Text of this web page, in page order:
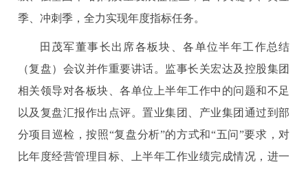
季、冲刺季，全力实现年度指标任务。
田茂军董事长出席各板块、各单位半年工作总结
（复盘）会议并作重要讲话。监事长关宏达及控股集团
相关领导对各板块、各单位上半年工作中的问题和不足
以及复盘汇报作出点评。置业集团、产业集团通过到部
分项目巡检，按照“复盘分析”的方式和“五问”要求，对
比年度经营管理目标、上半年工作业绩完成情况，进一